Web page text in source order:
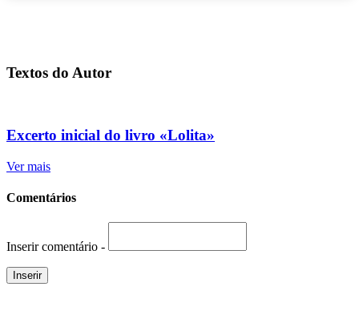
Textos do Autor
Excerto inicial do livro «Lolita»
Ver mais
Comentários
Inserir comentário -